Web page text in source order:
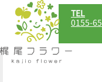
TEL
0155-